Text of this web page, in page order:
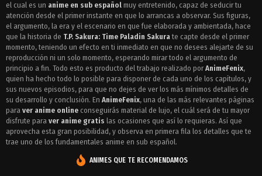
el cual es un anime en sub español muy entretenido, capaz de seducir tu
atención desde el primer instante en que lo arrancas a observar. Sus figuras,
el argumento, la era y el escenario en que fue elaborada y ambientada, hace
que la historia de T.P. Sakura: Time Paladin Sakura te capte desde el primer
momento, teniendo un efecto en ti inmediato en que no desees alejarte de su
reproducción ni un solo momento, esperando mirar todo el argumento de
principio a fin. Todo esto es producto del trabajo realizado por AnimeFenix,
quien ha hecho todo lo posible para disponer de cada uno de los capítulos, y
sus nuevos episodios, para que no dejes de ver los más mínimos detalles de
su desarrollo y conclusión. En AnimeFenix, una de las más relevantes páginas
para ver anime online conseguirás material de lujo, el cuál será de tu mayor
disfrute para ver anime gratis las ocasiones que así lo requieras. Así que
aprovecha esta gran posibilidad, y observa en primera fila los detalles que te
trae uno de los fundamentales anime en sub español.
ANIMES QUE TE RECOMENDAMOS